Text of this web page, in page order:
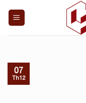
07
Th12